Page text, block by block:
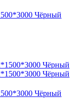
Чёрный
Чёрный